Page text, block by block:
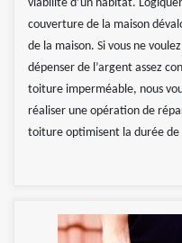
viabilité d’un habitat.
couverture de la maison
de la maison. Si vous ne
dépenser de l’argent assez
toiture imperméable, nous
réaliser une opération de
toiture optimisent la durée de